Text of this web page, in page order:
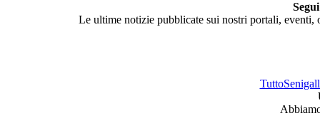
Le ultime notizie pubblicate sui nostri portali,